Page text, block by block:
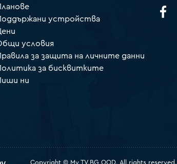
устройства
условия
за защита на личните данни
за бисквитките
ни
Copyright © My TV.BG OOD. All rights reserved.